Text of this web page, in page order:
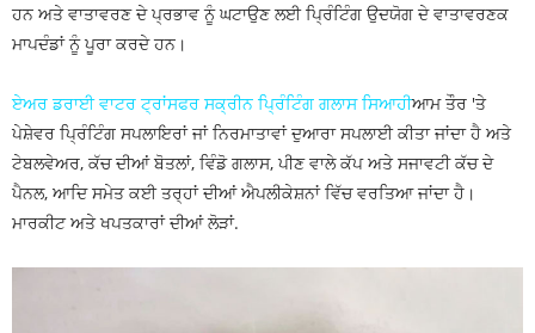
ਹਨ ਅਤੇ ਵਾਤਾਵਰਣ ਦੇ ਪ੍ਰਭਾਵ ਨੂੰ ਘਟਾਉਣ ਲਈ ਪ੍ਰਿੰਟਿੰਗ ਉਦਯੋਗ ਦੇ ਵਾਤਾਵਰਣਕ
ਮਾਪਦੰਡਾਂ ਨੂੰ ਪੂਰਾ ਕਰਦੇ ਹਨ।
ਏਅਰ ਡਰਾਈ ਵਾਟਰ ਟ੍ਰਾਂਸਫਰ ਸਕ੍ਰੀਨ ਪ੍ਰਿੰਟਿੰਗ ਗਲਾਸ ਸਿਆਹੀਆਮ ਤੌਰ 'ਤੇ
ਪੇਸ਼ੇਵਰ ਪ੍ਰਿੰਟਿੰਗ ਸਪਲਾਇਰਾਂ ਜਾਂ ਨਿਰਮਾਤਾਵਾਂ ਦੁਆਰਾ ਸਪਲਾਈ ਕੀਤਾ ਜਾਂਦਾ ਹੈ ਅਤੇ
ਟੇਬਲਵੇਅਰ, ਕੱਚ ਦੀਆਂ ਬੋਤਲਾਂ, ਵਿੰਡੋ ਗਲਾਸ, ਪੀਣ ਵਾਲੇ ਕੱਪ ਅਤੇ ਸਜਾਵਟੀ ਕੱਚ ਦੇ
ਪੈਨਲ, ਆਦਿ ਸਮੇਤ ਕਈ ਤਰ੍ਹਾਂ ਦੀਆਂ ਐਪਲੀਕੇਸ਼ਨਾਂ ਵਿੱਚ ਵਰਤਿਆ ਜਾਂਦਾ ਹੈ।
ਮਾਰਕੀਟ ਅਤੇ ਖਪਤਕਾਰਾਂ ਦੀਆਂ ਲੋੜਾਂ.